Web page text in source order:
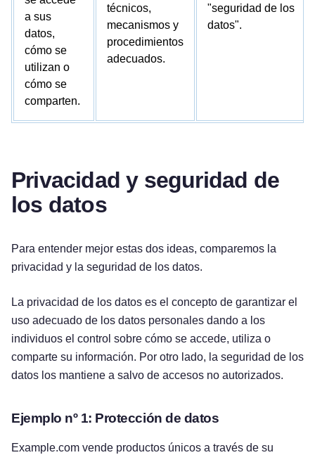
a sus
datos,
cómo se
utilizan o
cómo se
comparten.
técnicos,
mecanismos y
procedimientos
adecuados.
"seguridad de los
datos".
Privacidad y seguridad de
los datos
Para entender mejor estas dos ideas, comparemos la
privacidad y la seguridad de los datos.
La privacidad de los datos es el concepto de garantizar el
uso adecuado de los datos personales dando a los
individuos el control sobre cómo se accede, utiliza o
comparte su información. Por otro lado, la seguridad de los
datos los mantiene a salvo de accesos no autorizados.
Ejemplo nº 1: Protección de datos
Example.com vende productos únicos a través de su